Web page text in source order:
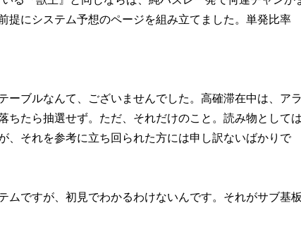
提にシステム予想のページを組み立てました。単発比率
ーブルなんて、ございませんでした。高確滞在中は、アラ
ちたら抽選せず。ただ、それだけのこと。読み物としては
、それを参考に立ち回られた方には申し訳ないばかりで
ムですが、初見でわかるわけないんです。それがサブ基板